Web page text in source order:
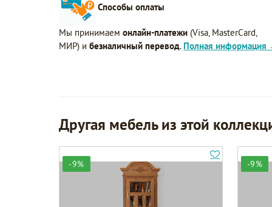
Способы оплаты
Мы принимаем онлайн-платежи (Visa, MasterCard,
МИР) и безналичный перевод. Полная
Другая мебель из этой
-9% -9%